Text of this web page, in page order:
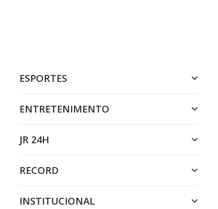
ESPORTES
ENTRETENIMENTO
JR 24H
RECORD
INSTITUCIONAL